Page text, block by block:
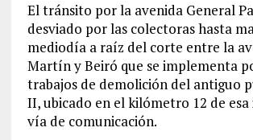
El tránsito por la avenida General
desviado por las colectoras hasta
mediodía a raíz del corte entre la
Martín y Beiró que se implementa
trabajos de demolición del antiguo
II, ubicado en el kilómetro 12 de
vía de comunicación.